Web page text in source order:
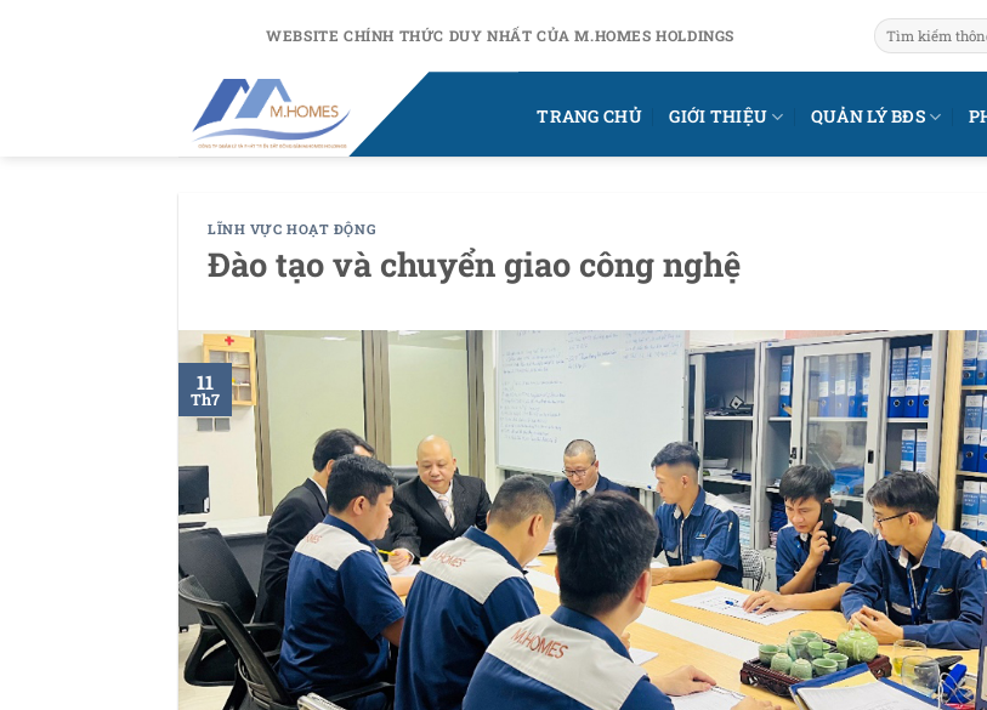
WEBSITE CHÍNH THỨC DUY NHẤT CỦA M.HOMES HOLDINGS
TRANG CHỦ GIỚI THIỆU QUẢN LÝ BĐS
LĨNH VỰC HOẠT ĐỘNG
Đào tạo và chuyển giao công nghệ
11
Th7